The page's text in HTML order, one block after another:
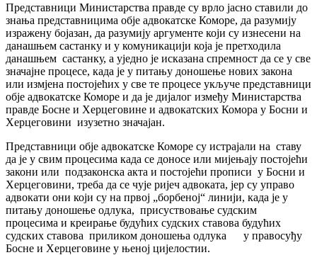
Представници Министарства правде су врло јасно ставили до
знања представницима обје адвокатске Коморе, да разумију
изражену бојазан, да разумију аргументе који су изнесени на
данашњем састанку и у комуникацији која је претходила
данашњем састанку, а уједно је исказана спремност да се у све
значајне процесе, када је у питању доношење нових закона
или измјена постојећих у све те процесе укључе представници
обје адвокатске Коморе и да је дијалог између Министарства
правде Босне и Херцеговине и адвокатских Комора у Босни и
Херцеговини изузетно значајан.
Представници обје адвокатске Коморе су истрајали на ставу
да је у свим процесима када се доносе или мијењају постојећи
закони или подзаконска акта и постојећи прописи у Босни и
Херцеговини, треба да се чује ријеч адвоката, јер су управо
адвокати они који су на првој „борбеној“ линији, када је у
питању доношење одлука, присуствовање судским
процесима и креирање будућих судских ставова будућих
судских ставова приликом доношења одлука у правосуђу
Босне и Херцеговине у њеној цијелостии.